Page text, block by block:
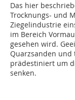
Das hier
Trocknungs- und
Ziegelindustrie
im Bereich
gesehen wird.
Quarzsanden
prädestiniert um
senken.